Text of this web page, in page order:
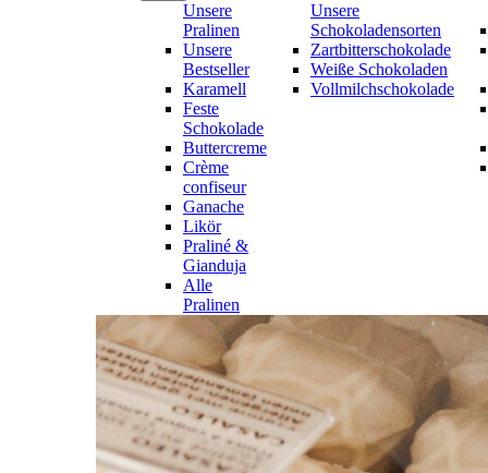
Unsere
Pralinen
Unsere
Bestseller
Karamell
Feste
Schokolade
Buttercreme
Crème
confiseur
Ganache
Likör
Praliné &
Gianduja
Alle
Pralinen
Unsere
Schokoladensorten
Zartbitterschokolade
Weiße Schokoladen
Vollmilchschokolade